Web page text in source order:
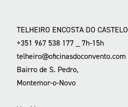
TELHEIRO ENCOSTA DO CASTELO
+351 967 538 177 _ 7h-15h
telheiro@oficinasdoconvento.com
Bairro de S. Pedro,
Montemor-o-Novo